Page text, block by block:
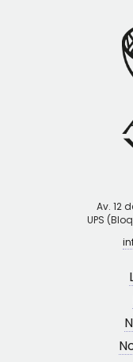
Av. 12
UPS